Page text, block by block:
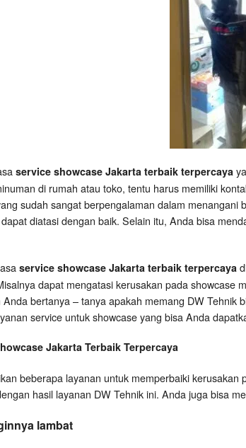
service showcase Jakarta terbaik terpercaya
di rumah atau toko, tentu harus memiliki
sudah sangat berpengalaman dalam
diatasi dengan baik. Selain itu, Anda bisa
service showcase Jakarta terbaik terpercaya
dapat mengatasi kerusakan pada
bertanya – tanya apakah memang DW
service untuk showcase yang bisa Anda
Jakarta Terbaik Terpercaya
beberapa layanan untuk memperbaiki
hasil layanan DW Tehnik ini. Anda juga bisa
lambat